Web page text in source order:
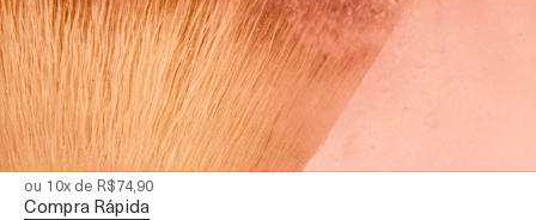
PÓ TRANSLÚCIDO - THE POWDER
Pó solto ultra-transparente com um acabamento
imperceptível e impecável
R$749,00
ou 10x de R$74,90
Compra Rápida